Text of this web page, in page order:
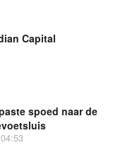
Capital
spoed naar de